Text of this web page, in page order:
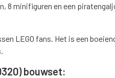
8 minifiguren en een
LEGO fans. Het is een
bouwset: